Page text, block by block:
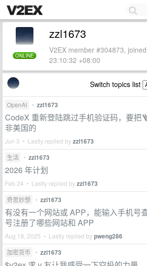
ONLINE
zzl1673
V2EX member #304873,
23:10:32 +08:00
Switch topics list
OpenAI • zzl1673
CodeX 重新登陆跳过手机验证码，要把
非美国的
Jun 3 • Lastly replied byzzl1673
生活 • zzl1673
2026 年计划
Feb 24 • Lastly replied byzzl1673
奇思妙想 • zzl1673
有没有一个网站或 APP，能输入手机号
号注册了哪些网站和 APP
Aug 18, 2025 • Lastly replied bypweng286
加密货币 • zzl1673